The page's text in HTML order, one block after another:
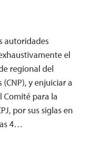
autoridades
el
regional del
y enjuiciar a
Comité para la
por sus siglas en
4…